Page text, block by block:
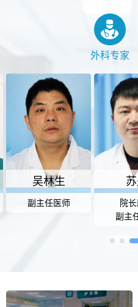
外科专家
吴林生
副主任医师
院
副主